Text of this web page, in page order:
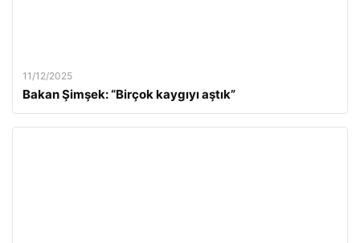
11/12/2025
Bakan Şimşek: “Birçok kaygıyı aştık”